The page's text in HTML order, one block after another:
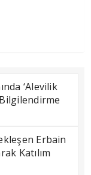
‘Alevilik
Bilgilendirme
Erbain
Katılım